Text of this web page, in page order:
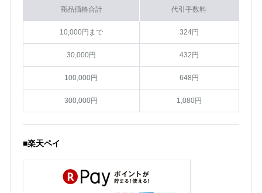
商品価格合計 代引手数料
10,000円まで 324円
30,000円 432円
100,000円 648円
300,000円 1,080円
■楽天ペイ